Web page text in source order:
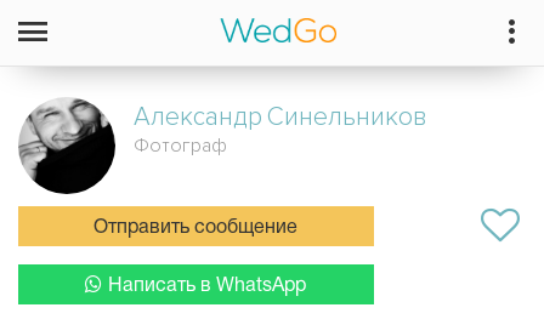
Александр Синельников
Фотограф
Отправить сообщение
Написать в WhatsApp